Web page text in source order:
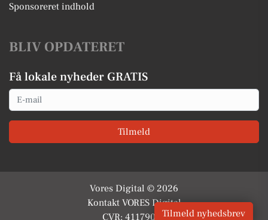
Sponsoreret indhold
BLIV OPDATERET
Få lokale nyheder GRATIS
Email
Tilmeld
Vores Digital © 2026
Kontakt VORES Digital
CVR: 41179082Tilmeld nyhedsbrev